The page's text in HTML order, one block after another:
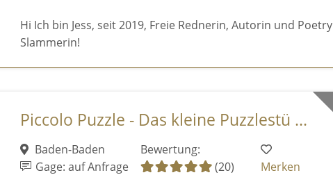
Hi Ich bin Jess, seit 2019, Freie Rednerin, Autorin und Poetry
Slammerin!
Piccolo Puzzle - Das kleine Puzzlestü ...
Baden-Baden
Gage: auf Anfrage
Bewertung:
(20)
Merken